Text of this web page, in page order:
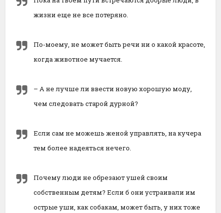
жизни еще не все потеряно.
По-моему, не может быть речи ни о какой красоте,
когда животное мучается.
– А не лучше ли ввести новую хорошую моду,
чем следовать старой дурной?
Если сам не можешь женой управлять, на кучера
тем более надеяться нечего.
Почему люди не обрезают ушей своим
собственным детям? Если б они устраивали им
острые уши, как собакам, может быть, у них тоже